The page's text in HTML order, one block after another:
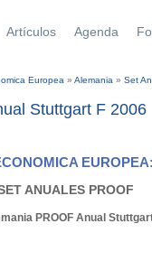
Artículos Agenda
Europea » Alemania » Set
Stuttgart F 2006
ANUALES PROOF
PROOF Anual